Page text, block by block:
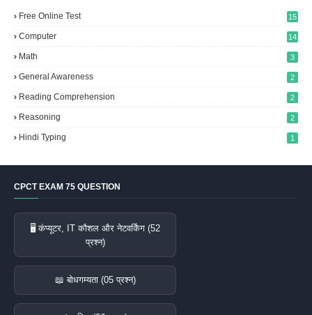
Free Online Test 15
Computer 14
Math 3
General Awareness 2
Reading Comprehension 2
Reasoning 2
Hindi Typing 1
CPCT EXAM 75 QUESTION
🖥️ कंप्यूटर, IT कौशल और नेटवर्किंग (52
प्रश्न)
📖 बोधगम्यता (05 प्रश्न)